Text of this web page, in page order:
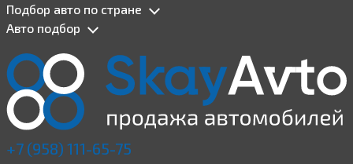
Подбор авто по стране
Авто подбор
+7 (958) 111-65-75